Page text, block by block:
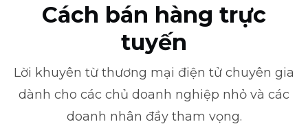
Cách bán hàng trực
tuyến
Lời khuyên từ thương mại điện tử chuyên gia
dành cho các chủ doanh nghiệp nhỏ và các
doanh nhân đầy tham vọng.